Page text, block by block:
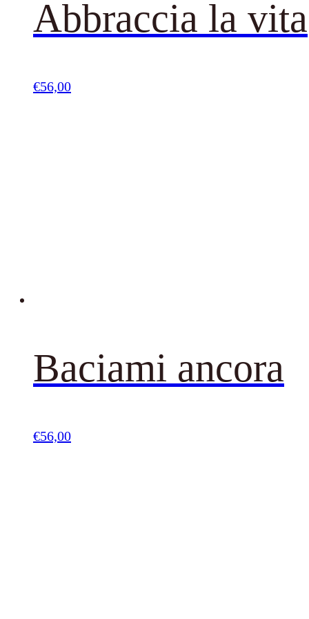
Abbraccia la vita
€56,00
Baciami ancora
€56,00